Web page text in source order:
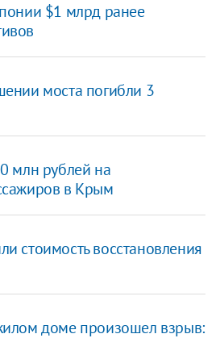
$1 млрд ранее
моста погибли 3
млн рублей на
в Крым
стоимость восстановления
доме произошел взрыв: